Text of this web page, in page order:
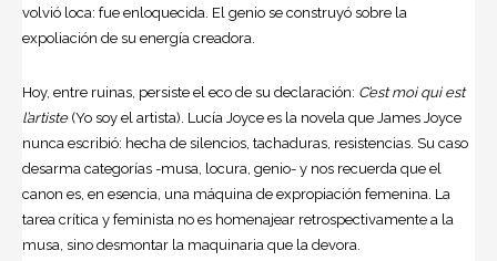
volvió loca: fue enloquecida. El genio se construyó sobre la
expoliación de su energía creadora.
Hoy, entre ruinas, persiste el eco de su declaración: C’est moi qui est
l’artiste (Yo soy el artista). Lucía Joyce es la novela que James Joyce
nunca escribió: hecha de silencios, tachaduras, resistencias. Su caso
desarma categorías -musa, locura, genio- y nos recuerda que el
canon es, en esencia, una máquina de expropiación femenina. La
tarea crítica y feminista no es homenajear retrospectivamente a la
musa, sino desmontar la maquinaria que la devora.